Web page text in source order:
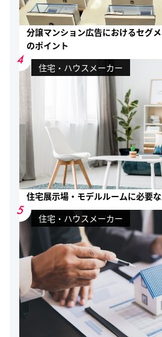
分譲マンション広告におけるセグ
のポイント
4
住宅・ハウスメーカー
住宅展示場・モデルルームに必要
5
住宅・ハウスメーカー